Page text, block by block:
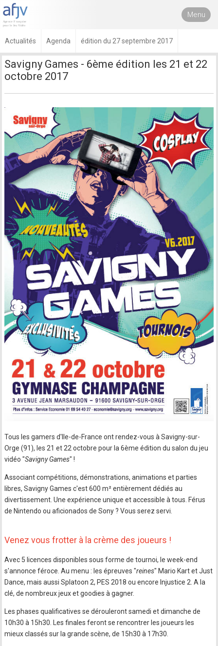
Menu
Actualités Agenda édition du 27 septembre 2017
Savigny Games - 6ème édition les 21 et 22
octobre 2017
Tous les gamers d'Ile-de-France ont rendez-vous à Savigny-sur-
Orge (91), les 21 et 22 octobre pour la 6ème édition du salon du jeu
vidéo "Savigny Games" !
Associant compétitions, démonstrations, animations et parties
libres, Savigny Games c'est 600 m² entièrement dédiés au
divertissement. Une expérience unique et accessible à tous. Férus
de Nintendo ou aficionados de Sony ? Vous serez servi.
Venez vous frotter à la crème des joueurs !
Avec 5 licences disponibles sous forme de tournoi, le week-end
s'annonce féroce. Au menu : les épreuves "reines" Mario Kart et Just
Dance, mais aussi Splatoon 2, PES 2018 ou encore Injustice 2. A la
clé, de nombreux jeux et goodies à gagner.
Les phases qualificatives se dérouleront samedi et dimanche de
10h30 à 15h30. Les finales feront se rencontrer les joueurs les
mieux classés sur la grande scène, de 15h30 à 17h30.